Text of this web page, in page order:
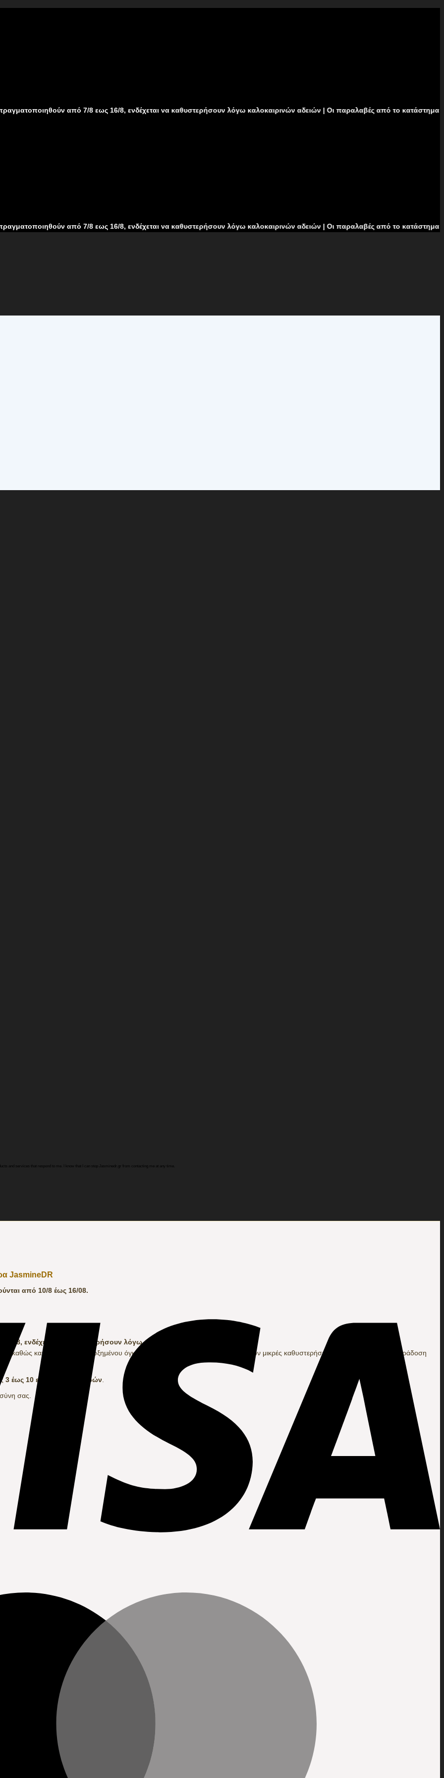
από 7/8 εως 16/8, ενδέχεται να καθυστερήσουν λόγω καλοκαιρινών αδειών | Οι παραλαβές από το κατάστημα δεν θα
από 7/8 εως 16/8, ενδέχεται να καθυστερήσουν λόγω καλοκαιρινών αδειών | Οι παραλαβές από το κατάστημα δεν θα
JasmineDR
από 10/8 έως 16/08.
8, ενδέχεται να καθυστερήσουν λόγω καλοκαιρινών αδειών.
, καθώς και σε περιόδους αυξημένου όγκου παραγγελιών, ενδέχεται να υπάρξουν μικρές καθυστερήσεις στην αποστολή και παράδοση
3 έως 10 εργάσιμων ημερών
σας.
and services that respond to me. I know that I can stop Jasminedr.gr from contacting me at any time.